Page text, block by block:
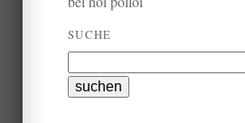
SUCHE